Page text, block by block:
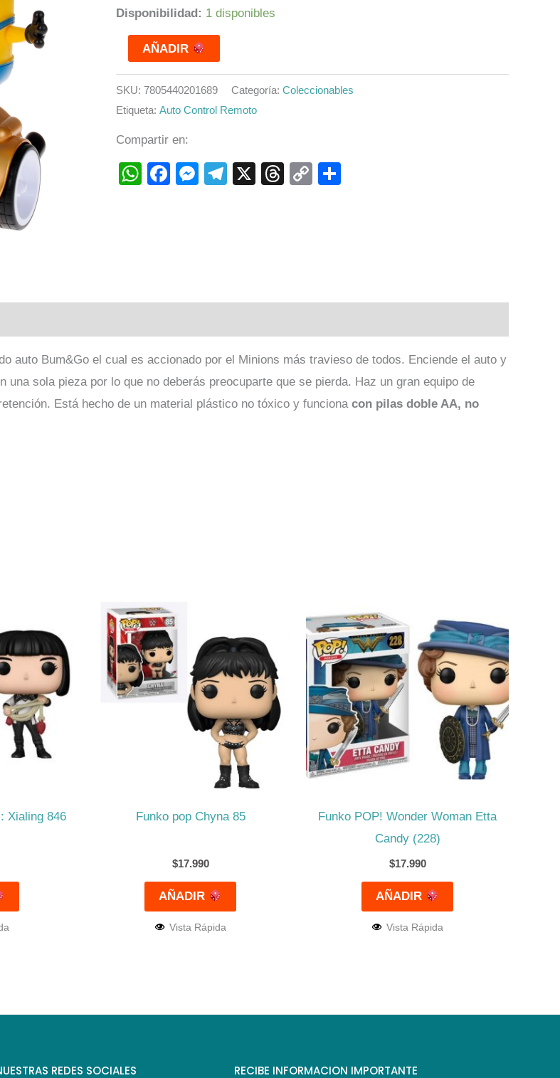
Disponibilidad: 1 disponibles
AÑADIR
SKU: 7805440201689 Categoría: Coleccionables
Etiqueta: Auto Control Remoto
Compartir en:
WhatsApp
Facebook
Messenger
Telegram
X Threads
Copy
auto Bum&Go el cual es accionado por el Minions más travieso de todos. Enciende el auto y
sola pieza por lo que no deberás preocuparte que se pierda. Haz un gran equipo de
Está hecho de un material plástico no tóxico y funciona con pilas doble AA, no
Xialing 846 Funko pop Chyna 85
$17.990
AÑADIR
Vista Rápida
Funko POP! Wonder Woman Etta
Candy (228)
$17.990
AÑADIR
Vista Rápida
REDES SOCIALES RECIBE INFORMACION IMPORTANTE